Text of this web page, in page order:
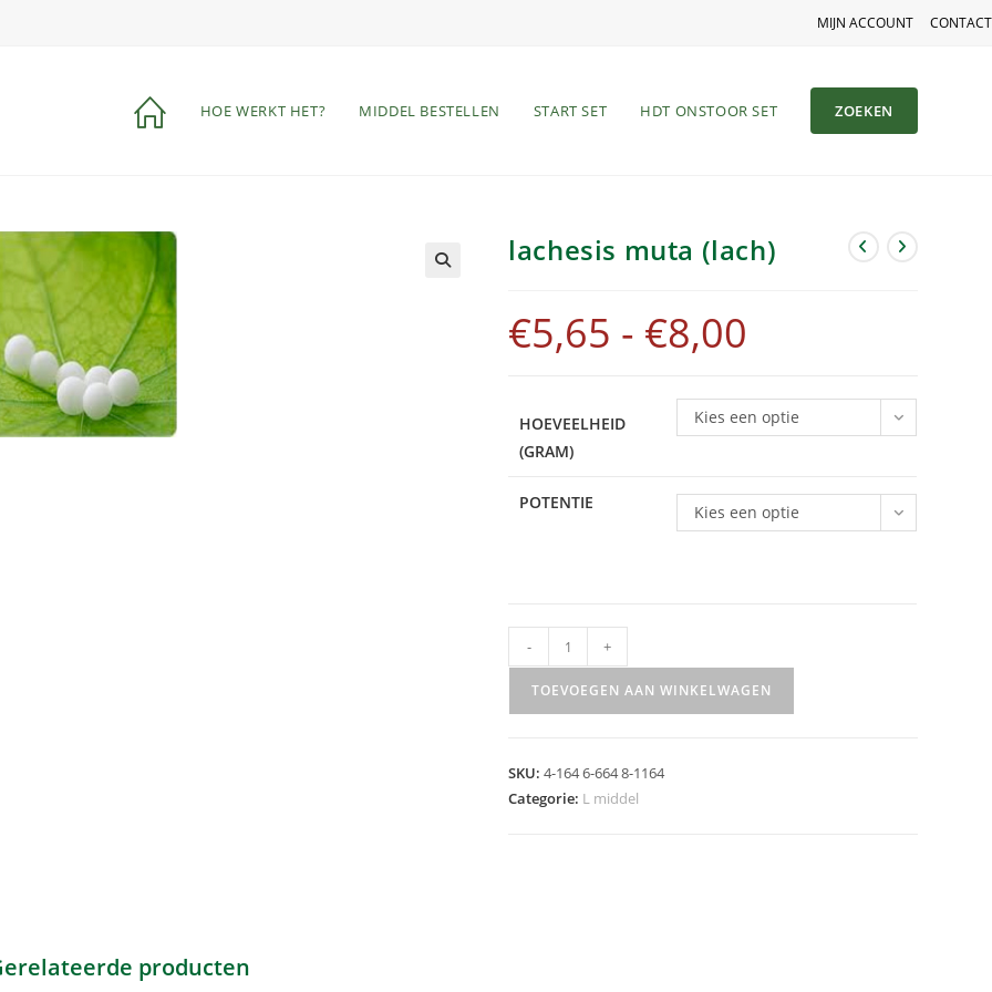
MIJN ACCOUNT CONTACT
HOE WERKT HET? MIDDEL BESTELLEN START SET HDT ONSTOOR SET ZOEKEN
lachesis muta (lach)
€5,65 - €8,00
HOEVEELHEID
(GRAM)
Kies een optie
POTENTIE Kies een optie
- +
TOEVOEGEN AAN WINKELWAGEN
t
SKU:4-164 6-664 8-1164
Categorie: L middel
producten